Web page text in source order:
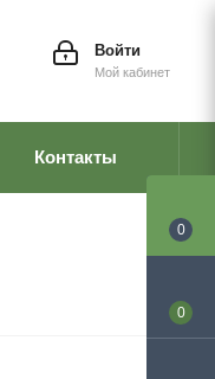
Войти
Мой кабинет
Контакты
0
0